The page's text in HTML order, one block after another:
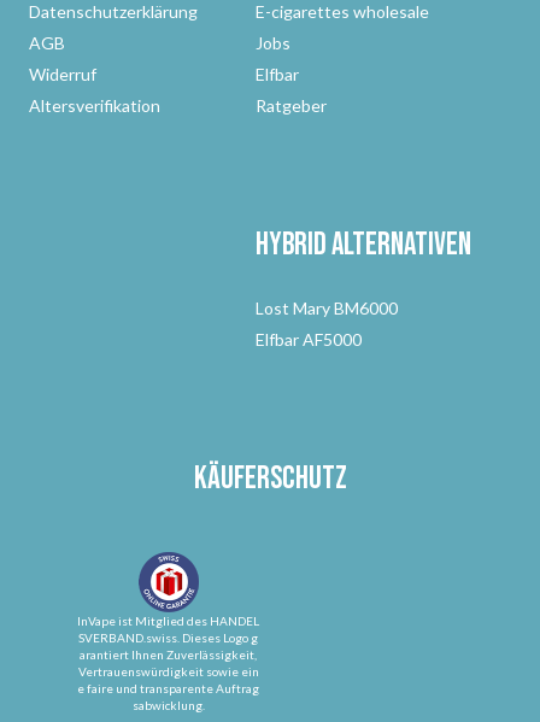
Datenschutzerklärung
AGB
Widerruf
Altersverifikation
E-cigarettes wholesale
Jobs
Elfbar
Ratgeber
Hybrid Alternativen
Lost Mary BM6000
Elfbar AF5000
Käuferschutz
InVape ist Mitglied des HANDEL
SVERBAND.swiss. Dieses Logo g
arantiert Ihnen Zuverlässigkeit,
Vertrauenswürdigkeit sowie ein
e faire und transparente Auftrag
sabwicklung.